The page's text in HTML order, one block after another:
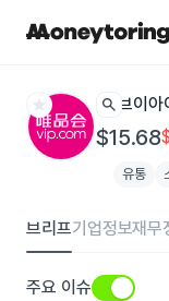
star search 브이
$15.68
유통
브리프기업정보재무
주요 이슈